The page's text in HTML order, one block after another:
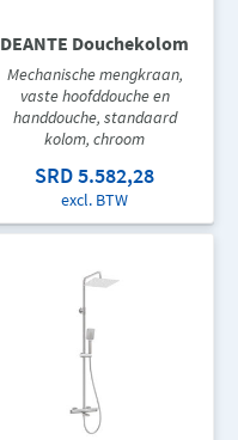
DEANTE Douchekolom
Mechanische mengkraan,
vaste hoofddouche en
handdouche, standaard
kolom, chroom
SRD 5.582,28
excl. BTW